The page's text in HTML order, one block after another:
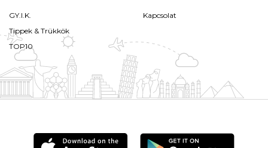
GY.I.K.
Tippek & Trükkök
TOP10
Kapcsolat